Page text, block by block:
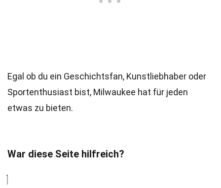
Egal ob du ein Geschichtsfan, Kunstliebhaber oder
Sportenthusiast bist, Milwaukee hat für jeden
etwas zu bieten.
War diese Seite hilfreich?